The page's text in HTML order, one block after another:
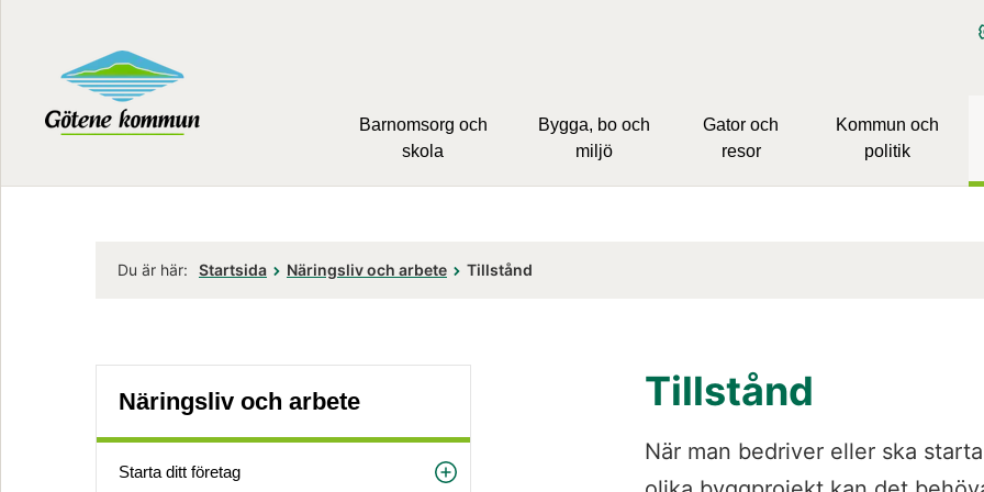
Barnomsorg och
skola
Bygga, bo och
miljö
Gator och
resor
Kommun och
politik
Du är här: Startsida Näringsliv och arbete Tillstånd
Näringsliv och arbete
Starta ditt företag
Tillstånd
När man bedriver eller ska